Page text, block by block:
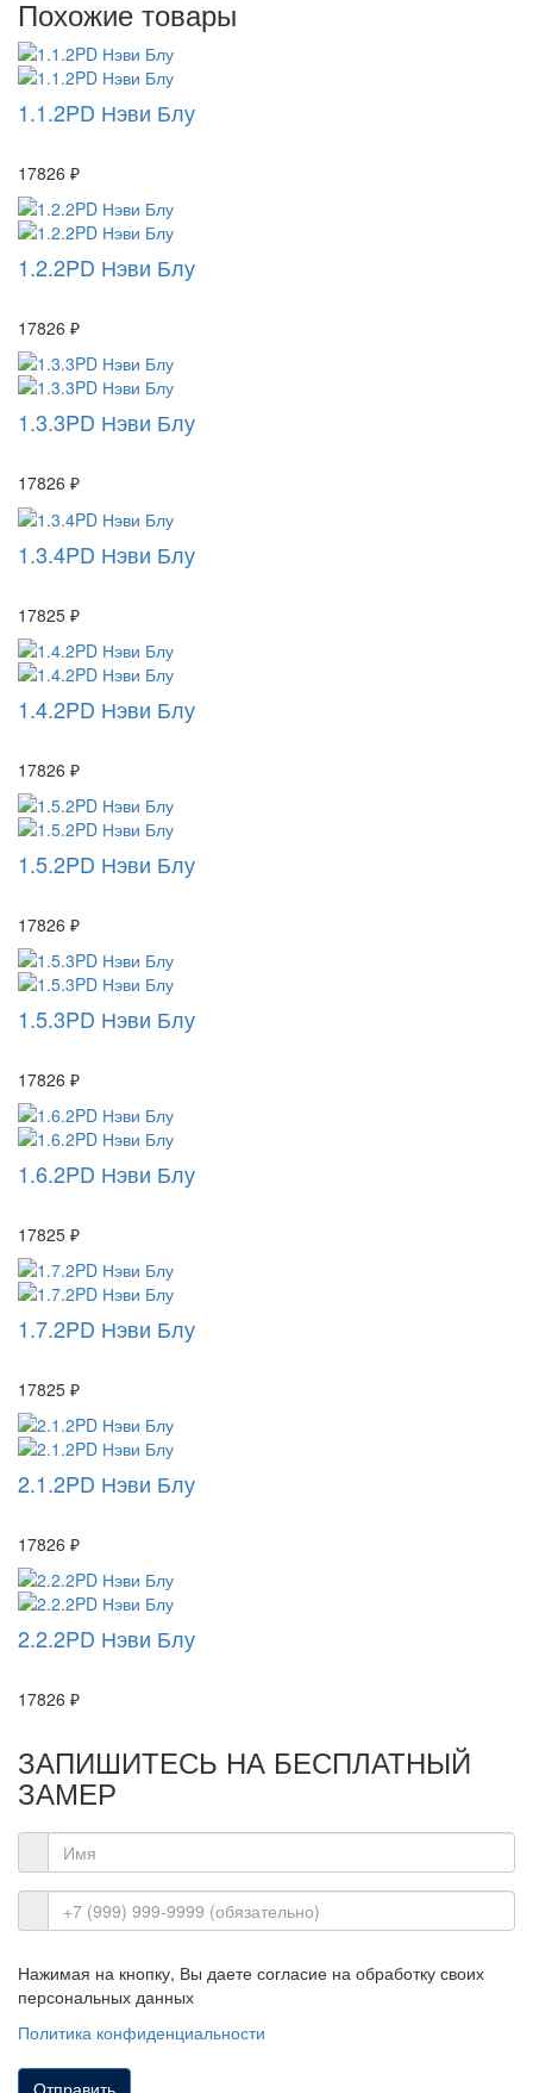
Похожие товары
1.1.2PD Нэви Блу
17826 ₽
1.2.2PD Нэви Блу
17826 ₽
1.3.3PD Нэви Блу
17826 ₽
1.3.4PD Нэви Блу
17825 ₽
1.4.2PD Нэви Блу
17826 ₽
1.5.2PD Нэви Блу
17826 ₽
1.5.3PD Нэви Блу
17826 ₽
1.6.2PD Нэви Блу
17825 ₽
1.7.2PD Нэви Блу
17825 ₽
2.1.2PD Нэви Блу
17826 ₽
2.2.2PD Нэви Блу
17826 ₽
ЗАПИШИТЕСЬ НА БЕСПЛАТНЫЙ
ЗАМЕР
Нажимая на кнопку, Вы даете согласие на обработку своих
персональных данных
Политика конфиденциальности
Отправить